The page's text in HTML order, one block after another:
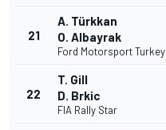
21
A. Türkkan
O. Albayrak
Ford Motorsport Turkey
22
T. Gill
D. Brkic
FIA Rally Star